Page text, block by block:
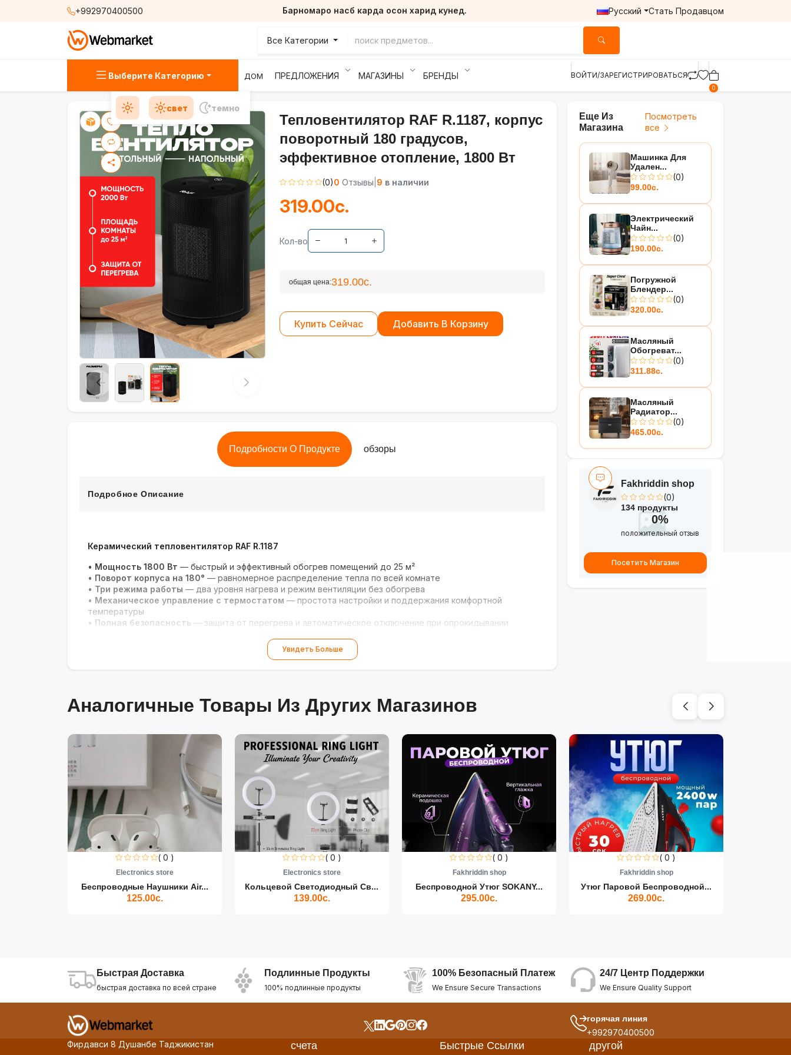
+992970400500 Барномаро насб карда осон харид кунед. Русский Стать Продавцом
Все Категории
Выберите Категорию ДОМ ПРЕДЛОЖЕНИЯ МАГАЗИНЫ БРЕНДЫ ВОЙТИ/ЗАРЕГИСТРИРОВАТЬСЯ
0
свет темно
Тепловентилятор RAF R.1187, корпус
поворотный 180 градусов,
эффективное отопление, 1800 Вт
(0)0 Отзывы 9 в наличии
319.00с.
Кол-во
общая цена:319.00с.
Купить Сейчас Добавить В Корзину
Подробности О Продукте обзоры
Подробное Описание
Керамический тепловентилятор RAF R.1187
• Мощность 1800 Вт — быстрый и эффективный обогрев помещений до 25 м²
• Поворот корпуса на 180° — равномерное распределение тепла по всей комнате
• Три режима работы — два уровня нагрева и режим вентиляции без обогрева
• Механическое управление с термостатом — простота настройки и поддержания комфортной
температуры
• Полная безопасность — защита от перегрева и автоматическое отключение при опрокидывании
Увидеть Больше
Еще Из
Магазина
Посмотреть
все
Машинка Для
Удален...
(0)
99.00с.
Электрический
Чайн...
(0)
190.00с.
Погружной
Блендер...
(0)
320.00с.
Масляный
Обогреват...
(0)
311.88с.
Масляный
Радиатор...
(0)
465.00с.
Fakhriddin shop
(0)
134 продукты
0%
положительный отзыв
Посетить Магазин
Аналогичные Товары Из Других Магазинов
( 0 )
Electronics store
Беспроводные Наушники Air...
125.00с.
( 0 )
Electronics store
Кольцевой Светодиодный Св...
139.00с.
( 0 )
Fakhriddin shop
Беспроводной Утюг SOKANY...
295.00с.
( 0 )
Fakhriddin shop
Утюг Паровой Беспроводной...
269.00с.
Быстрая Доставка
быстрая доставка по всей стране
Подлинные Продукты
100% подлинные продукты
100% Безопасный Платеж
We Ensure Secure Transactions
24/7 Центр Поддержки
We Ensure Quality Support
горячая линия
+992970400500
Фирдавси 8 Душанбе Таджикистан
счета Быстрые Ссылки другой